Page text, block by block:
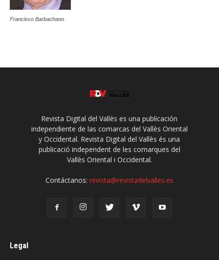
Francisco Barbachano
Revista Digital del Vallès es una publicación
independiente de las comarcas del Vallès Oriental
y Occidental. Revista Digital del Vallès és una
publicació independent de les comarques del
Vallès Oriental i Occidental.
Contáctanos: revista@revistadelvalles.es
Legal